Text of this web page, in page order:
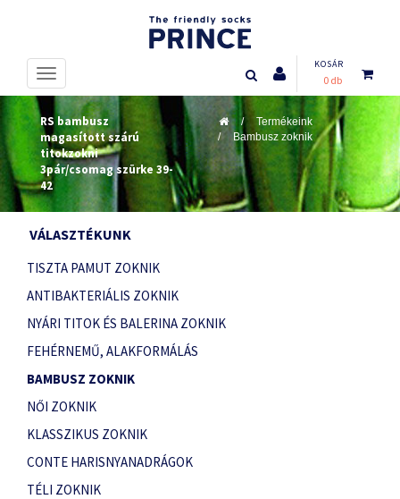
KOSÁR
0 db
RS bambusz
magasított szárú
titokzokni
3pár/csomag szürke 39-
42
Termékeink
Bambusz zoknik
VÁLASZTÉKUNK
TISZTA PAMUT ZOKNIK
ANTIBAKTERIÁLIS ZOKNIK
NYÁRI TITOK ÉS BALERINA ZOKNIK
FEHÉRNEMŰ, ALAKFORMÁLÁS
BAMBUSZ ZOKNIK
NŐI ZOKNIK
KLASSZIKUS ZOKNIK
CONTE HARISNYANADRÁGOK
TÉLI ZOKNIK